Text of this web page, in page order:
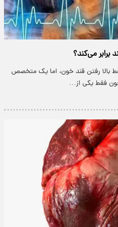
برابر می‌کند؟
بالا رفتن قند خون، اما یک متخصص
فقط یکی از…